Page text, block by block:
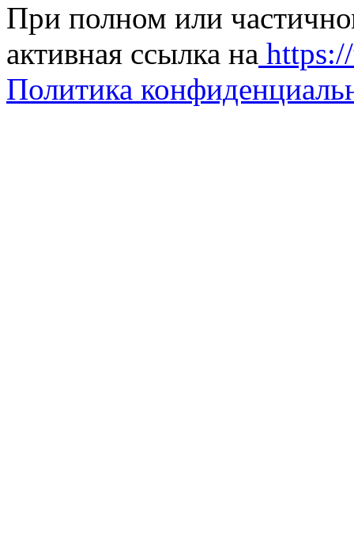
При полном или
активная ссылка на
Политика